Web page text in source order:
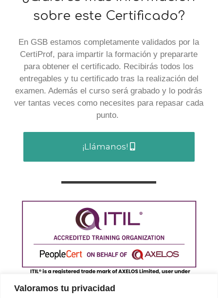
Valoramos tu privacidad
sobre este Certificado?
En GSB estamos completamente validados por la
CertiProf, para impartir la formación y prepararte
para obtener el certificado. Recibirás todos los
entregables y tu certificado tras la realización del
examen. Además el curso será grabado y lo podrás
ver tantas veces como necesites para repasar cada
punto.
¡Llámanos!